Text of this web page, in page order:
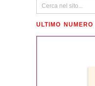
ULTIMO NUMERO